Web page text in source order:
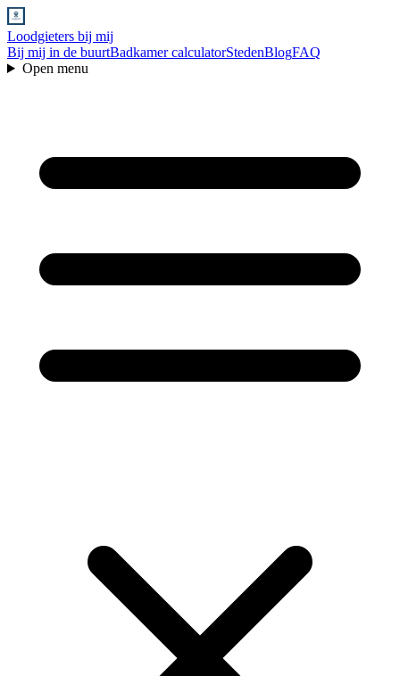
Loodgieters bij mij
Bij mij in de buurtBadkamer calculatorStedenBlogFAQ
Open menu